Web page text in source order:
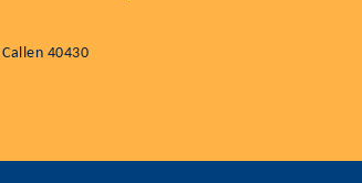
40430